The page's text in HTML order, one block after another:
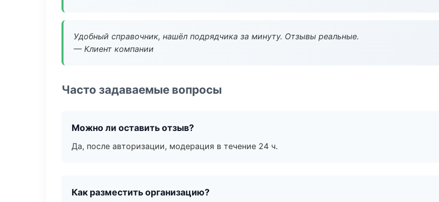
Удобный справочник, нашёл подрядчика за минуту. Отзывы реальные.
— Клиент компании
Часто задаваемые вопросы
Можно ли оставить отзыв?
Да, после авторизации, модерация в течение 24 ч.
Как разместить организацию?